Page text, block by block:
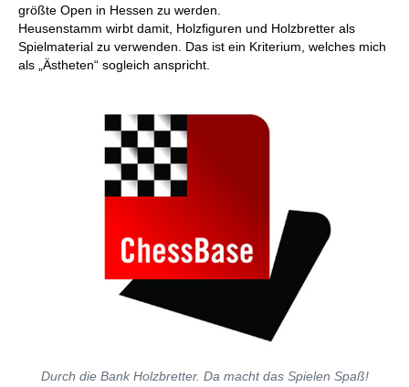
größte Open in Hessen zu werden.
Heusenstamm wirbt damit, Holzfiguren und Holzbretter als
Spielmaterial zu verwenden. Das ist ein Kriterium, welches mich
als „Ästheten“ sogleich anspricht.
Durch die Bank Holzbretter. Da macht das Spielen Spaß!